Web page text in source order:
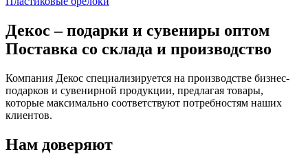
Декос – подарки и сувениры оптом
Поставка со склада и производство
Компания Декос специализируется на производстве бизнес-
подарков и сувенирной продукции, предлагая товары,
которые максимально соответствуют потребностям наших
клиентов.
Нам доверяют